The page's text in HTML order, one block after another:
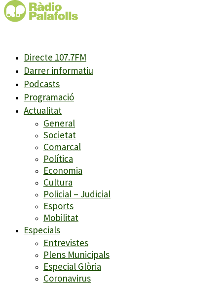
Directe 107.7FM
Darrer informatiu
Podcasts
Programació
Actualitat
General
Societat
Comarcal
Política
Economia
Cultura
Policial – Judicial
Esports
Mobilitat
Especials
Entrevistes
Plens Municipals
Especial Glòria
Coronavirus